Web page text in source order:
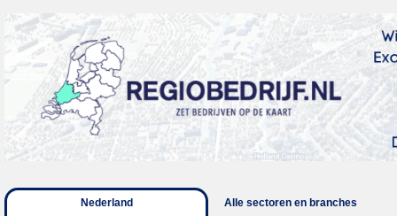
Nederland
Alle sectoren en branches